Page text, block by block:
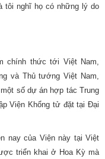
tôi nghĩ họ có những lý do
chính thức tới Việt Nam,
và Thủ tướng Việt Nam,
số dự án hợp tác Trung
Viện Khổng tử đặt tại Đại
nay của Viện này tại Việt
triển khai ở Hoa Kỳ mà